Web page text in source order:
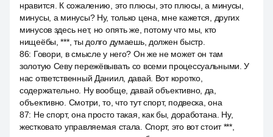
нравится. К сожалению, это плюсы, это плюсы, а минусы,
минусы, а минусы? Ну, только цена, мне кажется, других
минусов здесь нет, но опять же, потому что мы, кто
нищеёбы, ***, ты долго думаешь, должен быстр.
86: Говори, в смысле у него? Он же не может он там
золотую Севу пережёвывать со всеми процессуальными. У
нас ответственный Даниил, давай. Вот коротко,
содержательно. Ну вообще, давай объективно, да,
объективно. Смотри, то, что тут спорт, подвеска, она
87: Не спорт, она просто такая, как бы, доработана. Ну,
жестковато управляемая стала. Спорт, это вот стоит ***,